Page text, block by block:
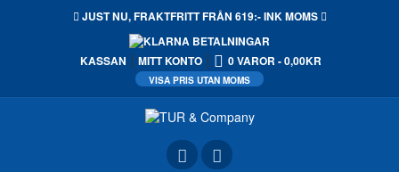
JUST NU,FRAKTFRITTFRÅN 619:- INK MOMS
KASSAN MITT KONTO 0 VAROR 0,00KR